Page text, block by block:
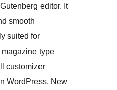
editor. It
smooth
suited for
type
customizer
WordPress. New